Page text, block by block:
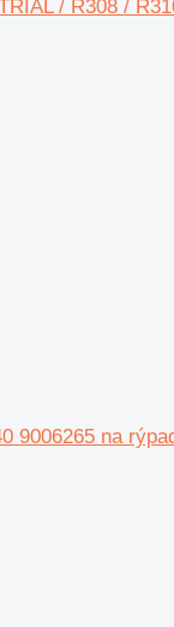
/ R308 /
9006265 na